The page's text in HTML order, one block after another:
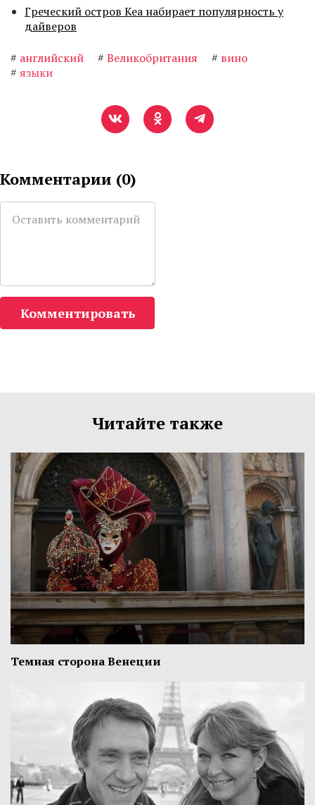
Греческий остров Кеа набирает популярность у
дайверов
# английский # Великобритания # вино
# языки
Комментарии (0)
Комментировать
Читайте также
Темная сторона Венеции